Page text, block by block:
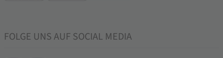
FOLGE UNS AUF SOCIAL MEDIA